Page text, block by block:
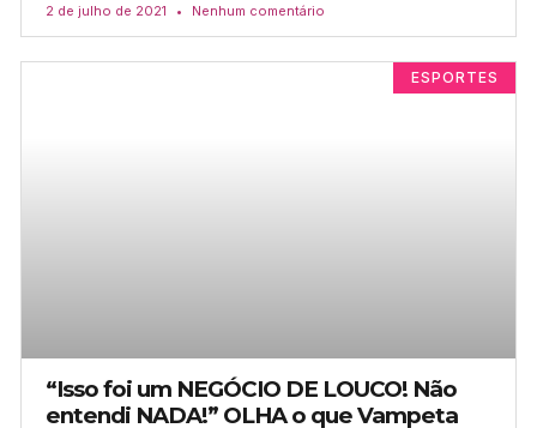
2 de julho de 2021 Nenhum comentário
ESPORTES
“Isso foi um NEGÓCIO DE LOUCO! Não
entendi NADA!” OLHA o que Vampeta